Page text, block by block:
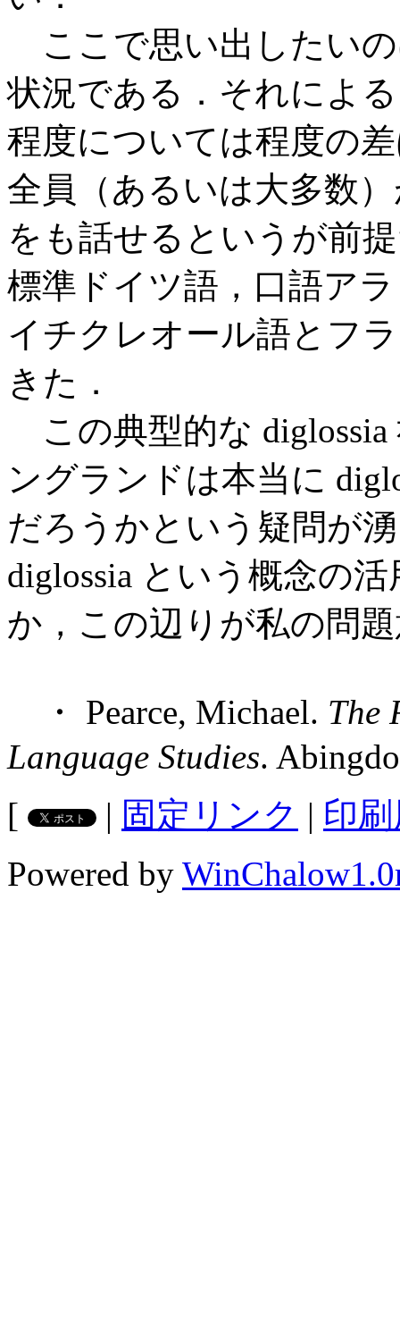
ここで思い出したいの
状況である．それによ
程度については程度の
全員（あるいは大多数
をも話せるというが前
標準ドイツ語，口語ア
イチクレオール語とフ
きた．
この典型的な
ングランドは本当に
だろうかという疑問が
diglossia という概念の
か，この辺りが私の問
・ Pearce, Michael. The
Language Studies.
[
| 固定リンク | 印
Powered by